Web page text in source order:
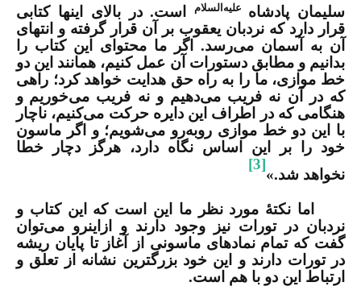
سلیمان پادشاه علیه‌السلاماست.در بالای اینها کتابی
قرار دارد که نردبان یعقوب بر آن قرار گرفته و انتهای
آن به آسمان می‌رسد. اگر ما محتوای این کتاب را
بدانیم و مطابق دستورات آن عمل کنیم، همانند این دو
خط موازی، ما را به راه حق هدایت خواهد کرد؛ راهی
که در آن نه فریب می‌دهیم و نه فریب می‌خوریم و
هنگامی که در اطراف این دایره حرکت می‌کنیم، ناچار
با این دو خط موازی روبه‌رو می‌شویم؛ و اگر ماسون
خود را بر این اساس نگاه دارد، هرگز دچار خطا
نخواهد شد.
»
[3]
اما نکتۀ مورد نظر ما این است که این کتاب و
نردبان در تورات نیز وجود دارند و ازاین­رو می‌توان
گفت که تمام نمادهای ماسونی از آغاز تا پایان ریشه
در تورات دارند و این خود بزرگ­ترین نشانه از تعلق و
ارتباط این دو با هم است.